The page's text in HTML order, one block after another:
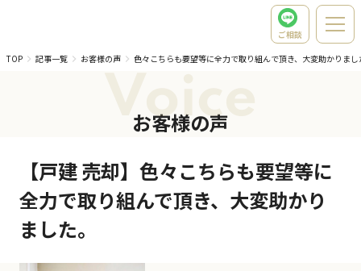
ご相談
TOP
記事一覧 お客様の声 色々こちらも要望等に全力で取り組んで頂き、大変助かりまし
Voice
お客様の声
【戸建 売却】色々こちらも要望等に
全力で取り組んで頂き、大変助かり
ました。